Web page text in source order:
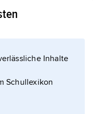
Inhalte
Schullexikon